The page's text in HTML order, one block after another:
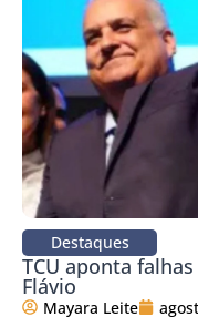
Destaques
TCU aponta
Flávio
Mayara Leite